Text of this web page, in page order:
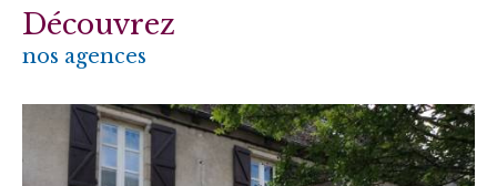
Découvrez
nos agences